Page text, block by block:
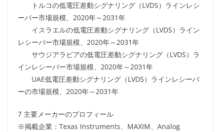
トルコの低電圧差動シグナリング（LVDS）ラインレシ
ーバー市場規模、2020年～2031年
イスラエルの低電圧差動シグナリング（LVDS）ライン
レシーバー市場規模、2020年～2031年
サウジアラビアの低電圧差動シグナリング（LVDS）ラ
インレシーバー市場規模、2020年～2031年
UAE低電圧差動シグナリング（LVDS）ラインレシーバ
ーの市場規模、2020年～2031年
7 主要メーカーのプロフィール
※掲載企業：Texas Instruments、MAXIM、Analog